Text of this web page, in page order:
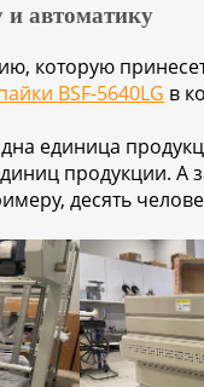
и автоматику
которую
BSF-5640LG в
единица
продукции. А
десять